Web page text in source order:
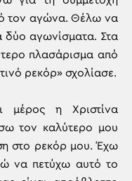
τον αγώνα. Θέλω να
δύο αγωνίσματα. Στα
πλασάρισμα από
ρεκόρ» σχολίασε.
μέρος η Χριστίνα
τον καλύτερο μου
στο ρεκόρ μου. Έχω
να πετύχω αυτό το